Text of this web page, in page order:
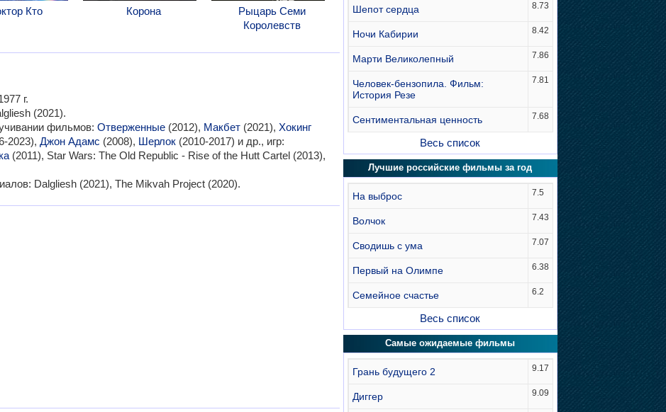
Кто Корона
Рыцарь Семи
Королевств
г.
(2021).
фильмов: Отверженные(2012), Макбет(2021), Хокинг
2023), Джон Адамс (2008), Шерлок(2010-2017) и др., игр:
(2011), Star Wars: The Old Republic - Rise of the Hutt Cartel (2013),
Dalgliesh (2021), The Mikvah Project (2020).
Шепот сердца 8.73
Ночи Кабирии 8.42
Марти Великолепный 7.86
Человек-бензопила. Фильм:
История Резе
7.81
Сентиментальная ценность 7.68
Весь список
Лучшие российские фильмы за год
На выброс 7.5
Волчок 7.43
Сводишь с ума 7.07
Первый на Олимпе 6.38
Семейное счастье 6.2
Весь список
Самые ожидаемые фильмы
Грань будущего 2 9.17
Диггер 9.09